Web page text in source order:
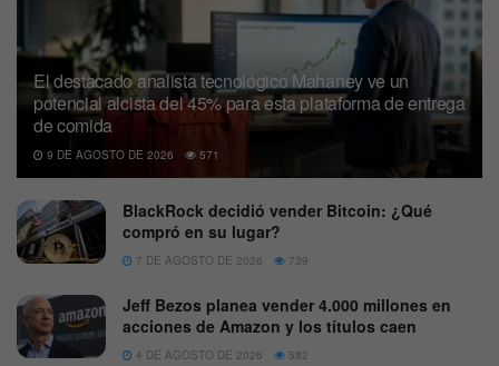
El destacado analista tecnológico Mahaney ve un
potencial alcista del 45% para esta plataforma de entrega
de comida
9 DE AGOSTO DE 2026 571
BlackRock decidió vender Bitcoin: ¿Qué
compró en su lugar?
7 DE AGOSTO DE 2026 739
Jeff Bezos planea vender 4.000 millones en
acciones de Amazon y los títulos caen
4 DE AGOSTO DE 2026 582